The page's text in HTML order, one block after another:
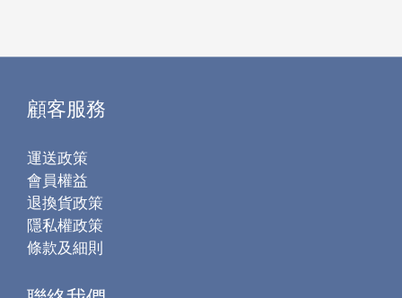
顧客服務
運送政策
會員權益
退換貨政策
隱私權政策
條款及細則